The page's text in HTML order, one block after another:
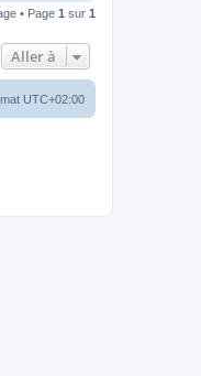
u
• Page 1 sur 1
Aller à
UTC+02:00